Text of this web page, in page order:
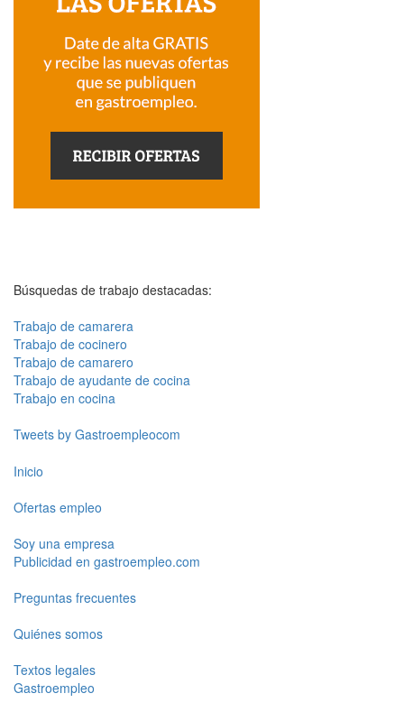
Búsquedas de trabajo destacadas:
Trabajo de camarera
Trabajo de cocinero
Trabajo de camarero
Trabajo de ayudante de cocina
Trabajo en cocina
Tweets by Gastroempleocom
Inicio
Ofertas empleo
Soy una empresa
Publicidad en gastroempleo.com
Preguntas frecuentes
Quiénes somos
Textos legales
Gastroempleo